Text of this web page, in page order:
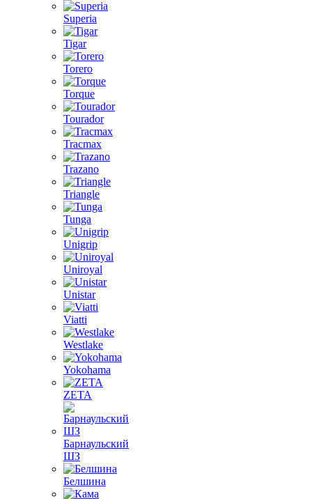
Superia
Tigar
Torero
Torque
Tourador
Tracmax
Trazano
Triangle
Tunga
Unigrip
Uniroyal
Unistar
Viatti
Westlake
Yokohama
ZETA
Барнаульский
ШЗ
Белшина